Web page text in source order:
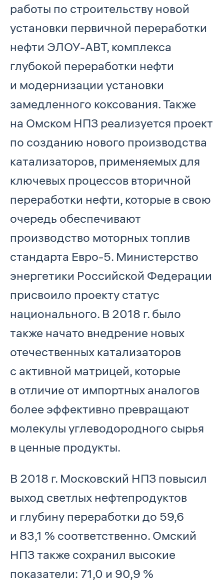
работы по строительству новой
установки первичной переработки
нефти ЭЛОУ-АВТ, комплекса
глубокой переработки нефти
и модернизации установки
замедленного коксования. Также
на Омском НПЗ реализуется проект
по созданию нового производства
катализаторов, применяемых для
ключевых процессов вторичной
переработки нефти, которые в свою
очередь обеспечивают
производство моторных топлив
стандарта Евро-5. Министерство
энергетики Российской Федерации
присвоило проекту статус
национального. В 2018 г. было
также начато внедрение новых
отечественных катализаторов
с активной матрицей, которые
в отличие от импортных аналогов
более эффективно превращают
молекулы углеводородного сырья
в ценные продукты.
В 2018 г. Московский НПЗ повысил
выход светлых нефтепродуктов
и глубину переработки до 59,6
и 83,1 % соответственно. Омский
НПЗ также сохранил высокие
показатели: 71,0 и 90,9 %